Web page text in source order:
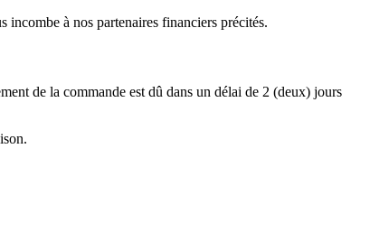
incombe à nos partenaires financiers précités.
de la commande est dû dans un délai de 2 (deux) jours